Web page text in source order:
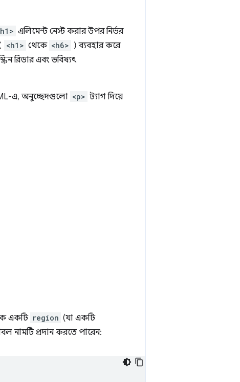
এলিমেন্ট নেস্ট করার উপর নির্ভর
<h1> থেকে <h6> ) ব্যবহার করে
রিডার এবং ভবিষ্যৎ
এ, অনুচ্ছেদগুলো <p> ট্যাগ দিয়ে
একটি region (যা একটি
নামটি প্রদান করতে পারেন: